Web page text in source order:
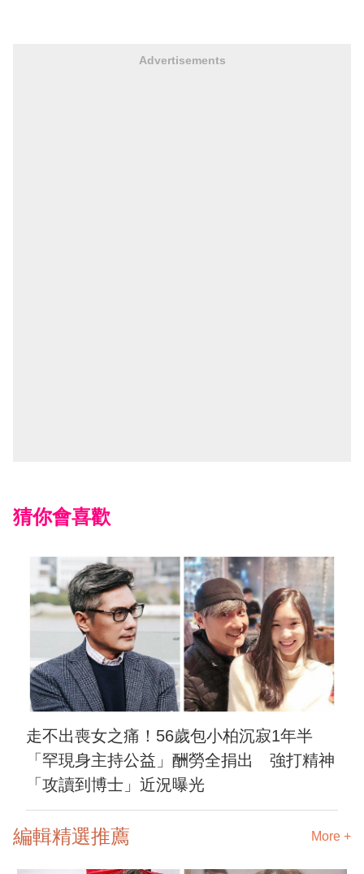
Advertisements
猜你會喜歡
走不出喪女之痛！56歲包小柏沉寂1年半
「罕現身主持公益」酬勞全捐出 強打精神
「攻讀到博士」近況曝光
編輯精選推薦 More +